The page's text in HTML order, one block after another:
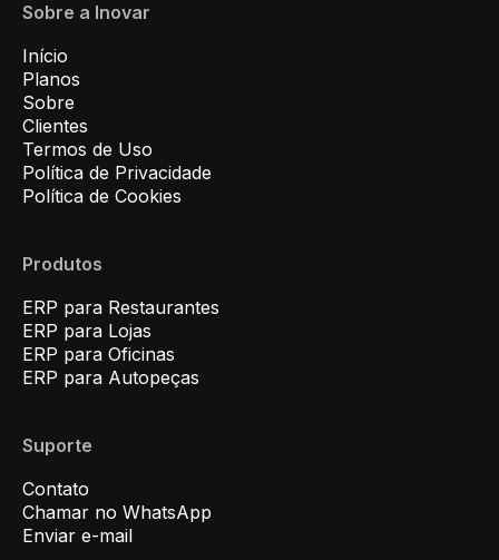
Sobre a Inovar
Início
Planos
Sobre
Clientes
Termos de Uso
Política de Privacidade
Política de Cookies
Produtos
ERP para Restaurantes
ERP para Lojas
ERP para Oficinas
ERP para Autopeças
Suporte
Contato
Chamar no WhatsApp
Enviar e-mail